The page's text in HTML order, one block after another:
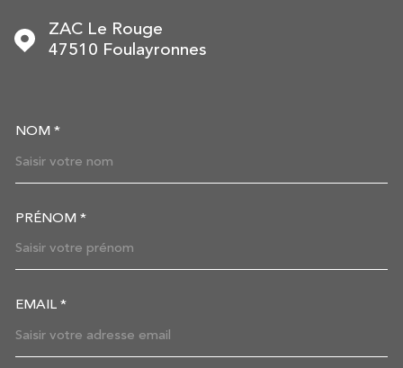
ZAC Le Rouge
47510
Foulayronnes
NOM *
PRÉNOM *
EMAIL *